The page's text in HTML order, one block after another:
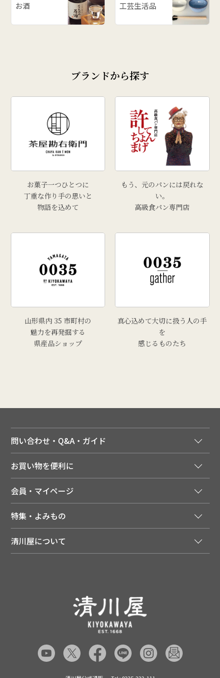
お酒 工芸生活品
ブランドから探す
お菓子一つひとつに
丁重な作り手の思いと
物語を込めて
もう、元のパンには戻れな
い。
高級食パン専門店
山形県内 35 市町村の
魅力を再発掘する
県産品ショップ
真心込めて大切に扱う人の手
を
感じるものたち
問い合わせ・Q&A・ガイド
ご利用ガイド
領収書について
送料について
配達日について
返品について
よくあるご質問（FAQ）
あんしんの品質保証について（産直品）
品質保証について（通常品）
お買い物を便利に
季節のカタログを無料でお届け
店舗・ECポイント共通アプリ
LINEお友だち登録
会員・マイページ
会員特典について
注文履歴
特集・よみもの
メディア掲載商品
清川屋のレビューを見る
清川屋について